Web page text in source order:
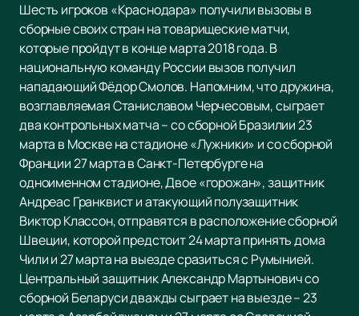
Шесть игроков «Краснодара» получили вызовы в
сборные своих стран на товарищеские матчи,
которые пройдут в конце марта 2018 года. В
национальную команду России вызов получил
нападающий Фёдор Смолов. Напомним, что дружина,
возглавляемая Станиславом Черчесовым, сыграет
два контрольных матча – со сборной Бразилии 23
марта в Москве на стадионе «Лужники» и со сборной
Франции 27 марта в Санкт-Петербурге на
одноименном стадионе, Двое «горожан», защитник
Андреас Гранквист и атакующий полузащитник
Виктор Классон, отправятся в расположение сборной
Швеции, которой предстоит 24 марта принять дома
Чили и 27 марта на выезде сразиться с Румынией.
Центральный защитник Александр Мартынович со
сборной Беларуси дважды сыграет на выезде – 23